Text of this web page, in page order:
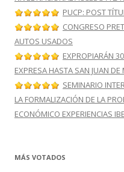
PUCP: POST
CONGRESO
AUTOS USADOS
EXPROPIARÁN
EXPRESA HASTA SAN JUAN DE
SEMINARIO
LA FORMALIZACIÓN DE LA
ECONÓMICO EXPERIENCIAS
MÁS VOTADOS